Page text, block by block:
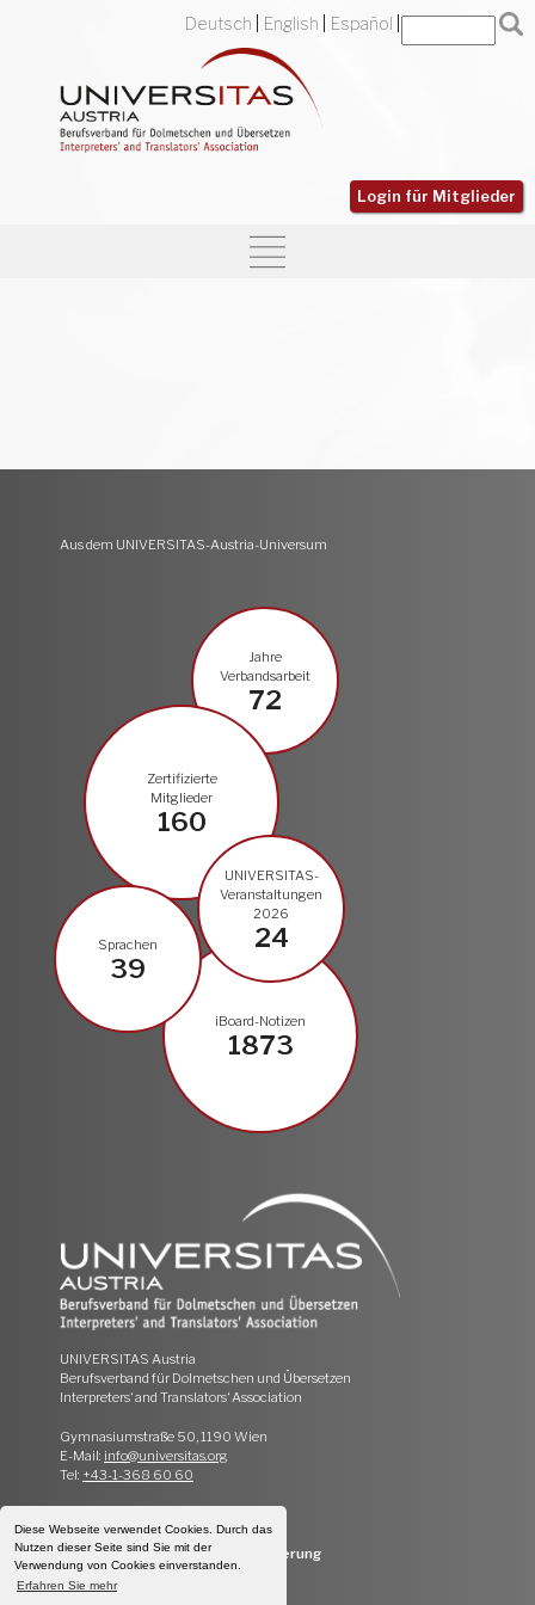
Diese Webseite verwendet Cookies. Durch das
Nutzen dieser Seite sind Sie mit der
Verwendung von Cookies einverstanden.
Erfahren Sie mehr
Deutsch English Español
Login für Mitglieder
UNIVERSITAS Austria
Berufsverband für Dolmetschen und Übersetzen
Interpreters‘ and Translators‘ Association
Gymnasiumstraße 50, 1190 Wien
E-Mail: info@universitas.org
Tel: +43-1-368 60 60
Webseiten Design & Programmierung
Aus dem UNIVERSITAS-Austria-Universum
Jahre
Verbandsarbeit
72
Sprachen
39
Zertifizierte
Mitglieder
160
UNIVERSITAS-
Veranstaltungen
2026
24
iBoard-Notizen
1873